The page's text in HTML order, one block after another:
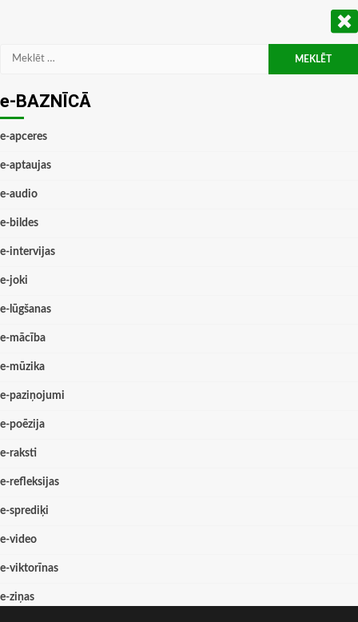
Meklēt:
e-BAZNĪCĀ
e-apceres
e-aptaujas
e-audio
e-bildes
e-intervijas
e-joki
e-lūgšanas
e-mācība
e-mūzika
e-paziņojumi
e-poēzija
e-raksti
e-refleksijas
e-sprediķi
e-video
e-viktorīnas
e-ziņas